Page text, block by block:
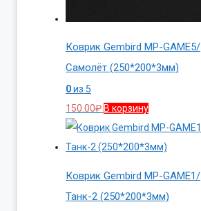
Коврик Gembird MP-GAME5/
Самолёт (250*200*3мм)
0из 5
150.00₽ В корзину
Коврик Gembird MP-GAME1/
Танк-2 (250*200*3мм)